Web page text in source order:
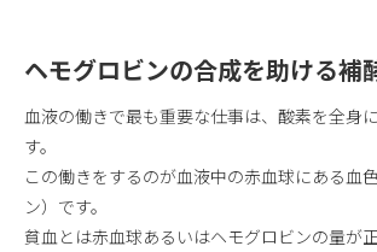
ヘモグロビンの合成を助ける補
血液の働きで最も重要な仕事は、酸素を全身
す。
この働きをするのが血液中の赤血球にある血
ン）です。
貧血とは赤血球あるいはヘモグロビンの量が